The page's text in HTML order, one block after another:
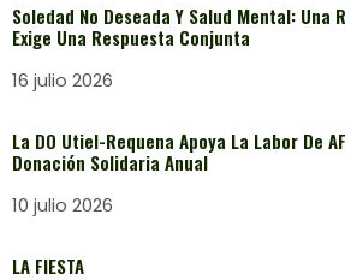
Soledad No Deseada Y Salud Mental: Una
Exige Una Respuesta Conjunta
16 julio 2026
La DO Utiel-Requena Apoya La Labor De
Donación Solidaria Anual
10 julio 2026
LA FIESTA